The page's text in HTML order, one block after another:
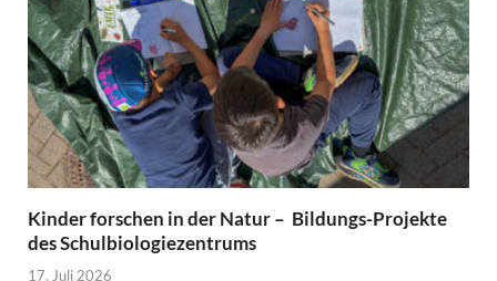
Kinder forschen in der Natur – Bildungs-Projekte
des Schulbiologiezentrums
17. Juli 2026